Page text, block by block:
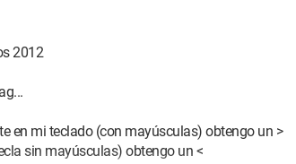
2012
en mi teclado (con mayúsculas) obtengo un >
sin mayúsculas) obtengo un <